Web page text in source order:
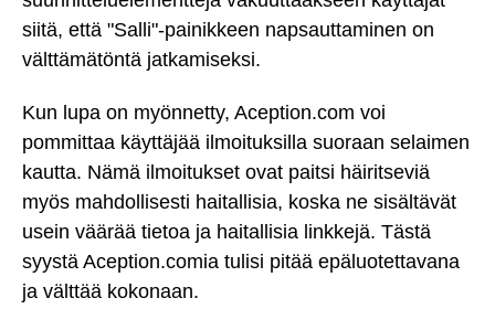
siitä, että "Salli"-painikkeen napsauttaminen on
välttämätöntä jatkamiseksi.
Kun lupa on myönnetty, Aception.com voi
pommittaa käyttäjää ilmoituksilla suoraan selaimen
kautta. Nämä ilmoitukset ovat paitsi häiritseviä
myös mahdollisesti haitallisia, koska ne sisältävät
usein väärää tietoa ja haitallisia linkkejä. Tästä
syystä Aception.comia tulisi pitää epäluotettavana
ja välttää kokonaan.